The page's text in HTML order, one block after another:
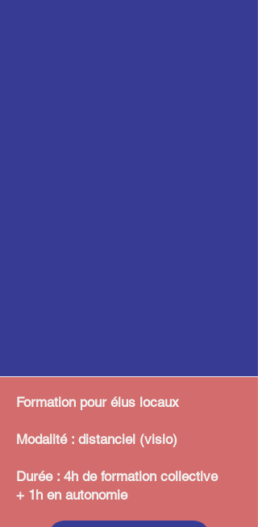
Formation pour élus locaux
Modalité : distanciel (visio)
Durée : 4h de formation collective
+ 1h en autonomie